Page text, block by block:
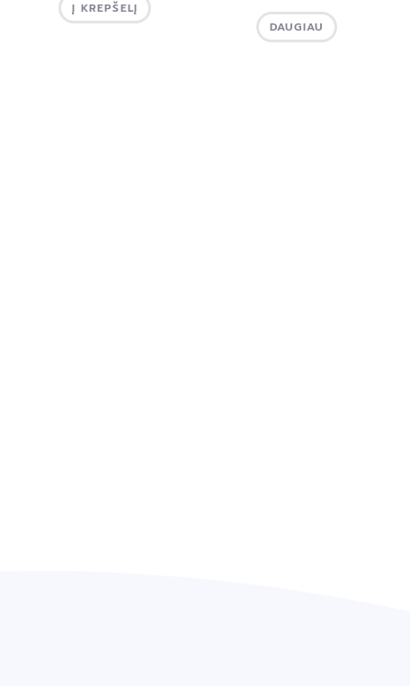
Į KREPŠELĮ
DAUGIAU